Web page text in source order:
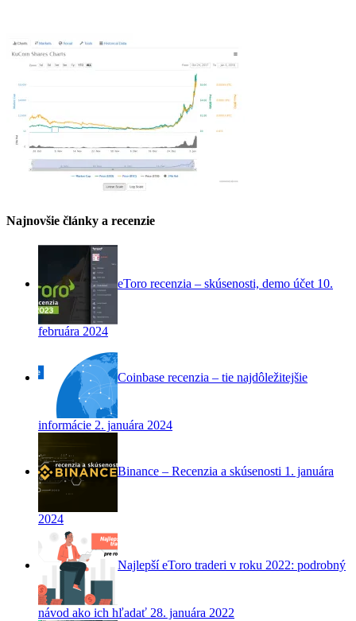
Najnovšie články a recenzie
eToro recenzia – skúsenosti, demo účet 10.
februára 2024
Coinbase recenzia – tie najdôležitejšie
informácie 2. januára 2024
Binance – Recenzia a skúsenosti 1. januára
2024
Najlepší eToro traderi v roku 2022: podrobný
návod ako ich hľadať 28. januára 2022